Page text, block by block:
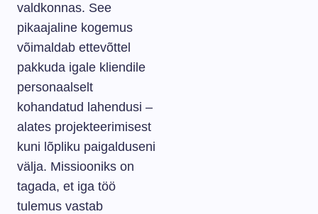
valdkonnas. See
pikaajaline kogemus
võimaldab ettevõttel
pakkuda igale kliendile
personaalselt
kohandatud lahendusi –
alates projekteerimisest
kuni lõpliku paigalduseni
välja. Missiooniks on
tagada, et iga töö
tulemus vastab